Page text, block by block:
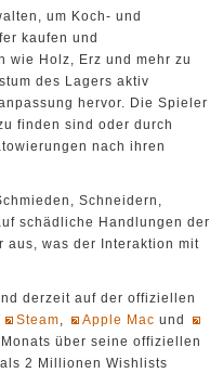
um Koch- und
kaufen und
wie Holz, Erz und mehr zu
des Lagers aktiv
hervor. Die Spieler
finden sind oder durch
nach ihren
Schneidern,
schädliche Handlungen der
aus, was der Interaktion mit
derzeit auf der offiziellen
Steam, Apple Mac und
über seine offiziellen
2 Millionen Wishlists